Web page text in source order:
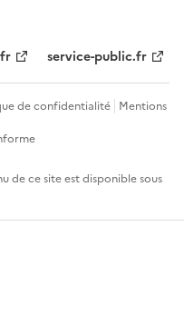
service-public.fr
de confidentialité Mentions
de ce site est disponible sous